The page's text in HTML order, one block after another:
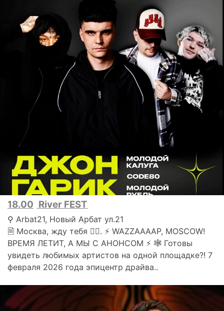
18.00 River FEST
⚲ Arbat21, Новый Арбат ул.21
🗎 Москва, жду тебя 👉🏻. ⚡️ WAZZAAAAP, MOSCOW!
ВРЕМЯ ЛЕТИТ, А МЫ С АНОНСОМ ⚡️ 🕸️ Готовы
увидеть любимых артистов на одной площадке?! 7
февраля 2026 года эпицентр драйва..